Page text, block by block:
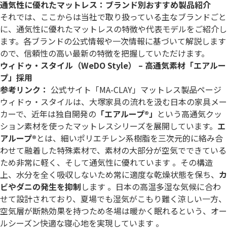
通気性に優れたマットレス：ブランド別おすすめ製品紹介
それでは、ここからは当社で取り扱っている主なブランドごと
に、通気性に優れたマットレスの特徴や代表モデルをご紹介し
ます。各ブランドの公式情報や一次情報に基づいて解説します
ので、信頼性の高い最新の特徴を把握していただけます。
ウィドゥ・スタイル（WeDO Style） – 高通気素材「エアルー
プ」採用
参考リンク： 公式サイト「MA-CLAY」マットレス製品ページ
ウィドゥ・スタイルは、大塚家具の流れを汲む日本の家具メー
カーで、近年は独自開発の 「エアループ®」 という高通気クッ
ション素材を使ったマットレスシリーズを展開しています。 エ
アループ®とは、細いポリエチレン系樹脂を三次元的に絡み合
わせて融着した特殊素材で、素材の大部分が空気でできている
ため非常に軽く、そして通気性に優れています 。その構造
上、水分を全く吸収しないため常に適度な乾燥状態を保ち、 カ
ビやダニの発生を抑制します 。日本の高温多湿な気候に合わ
せて設計されており、夏場でも湿気がこもり難く涼しい一方、
空気層が断熱効果を持つため冬場は暖かく眠れるという、オー
ルシーズン快適な寝心地を実現しています 。